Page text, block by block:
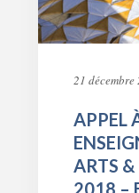
21 décembre
APPEL
ARTS &
2018 –